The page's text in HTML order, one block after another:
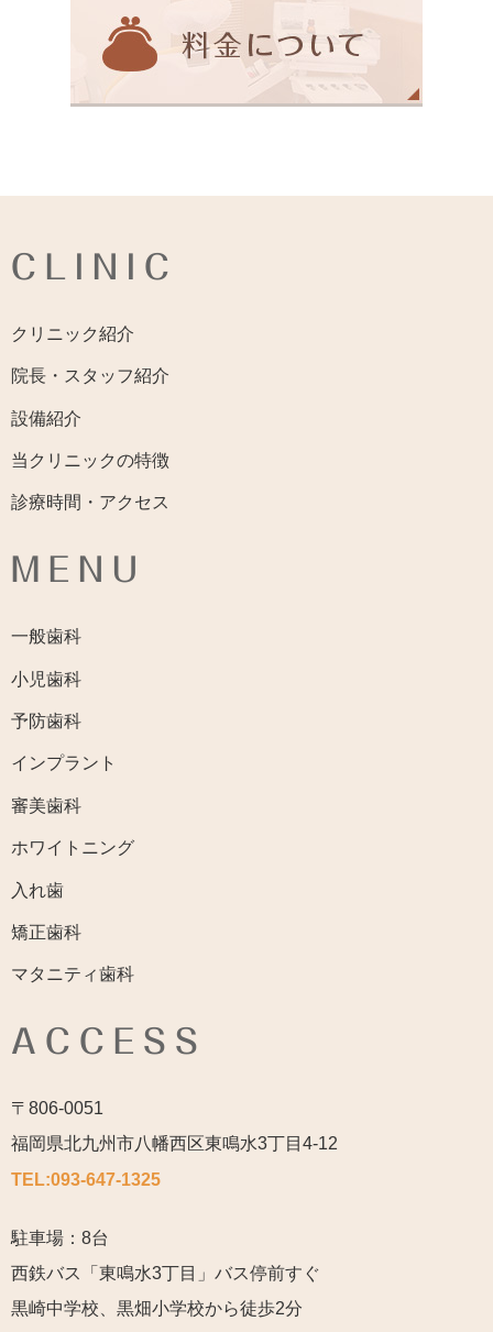
CLINIC
クリニック紹介
院長・スタッフ紹介
設備紹介
当クリニックの特徴
診療時間・アクセス
MENU
一般歯科
小児歯科
予防歯科
インプラント
審美歯科
ホワイトニング
入れ歯
矯正歯科
マタニティ歯科
ACCESS
〒806-0051
福岡県北九州市八幡西区東鳴水3丁目4-12
TEL:093-647-1325
駐車場：8台
西鉄バス「東鳴水3丁目」バス停前すぐ
黒崎中学校、黒畑小学校から徒歩2分